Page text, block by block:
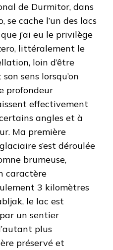
de Durmitor, dans
se cache l’un des lacs
j’ai eu le privilège
littéralement le
loin d’être
sens lorsqu’on
profondeur
effectivement
certains angles et à
Ma première
s’est déroulée
brumeuse,
caractère
3 kilomètres
le lac est
un sentier
plus
préservé et